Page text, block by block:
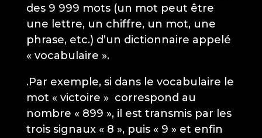
des 9 999 mots (un mot peut être
une lettre, un chiffre, un mot, une
phrase, etc.) d’un dictionnaire appelé
« vocabulaire ».
.Par exemple, si dans le vocabulaire le
mot « victoire » correspond au
nombre « 899 », il est transmis par les
trois signaux « 8 », puis « 9 » et enfin